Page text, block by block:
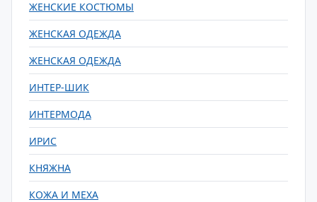
ЖЕНСКИЕ КОСТЮМЫ
ЖЕНСКАЯ ОДЕЖДА
ЖЕНСКАЯ ОДЕЖДА
ИНТЕР-ШИК
ИНТЕРМОДА
ИРИС
КНЯЖНА
КОЖА И МЕХА